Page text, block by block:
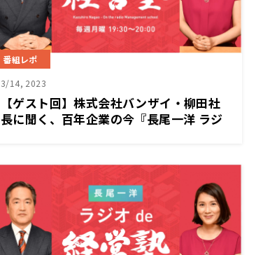
番組レポ
3/14, 2023
【ゲスト回】株式会社バンザイ・柳田社
長に聞く、百年企業の今『長尾一洋 ラジ